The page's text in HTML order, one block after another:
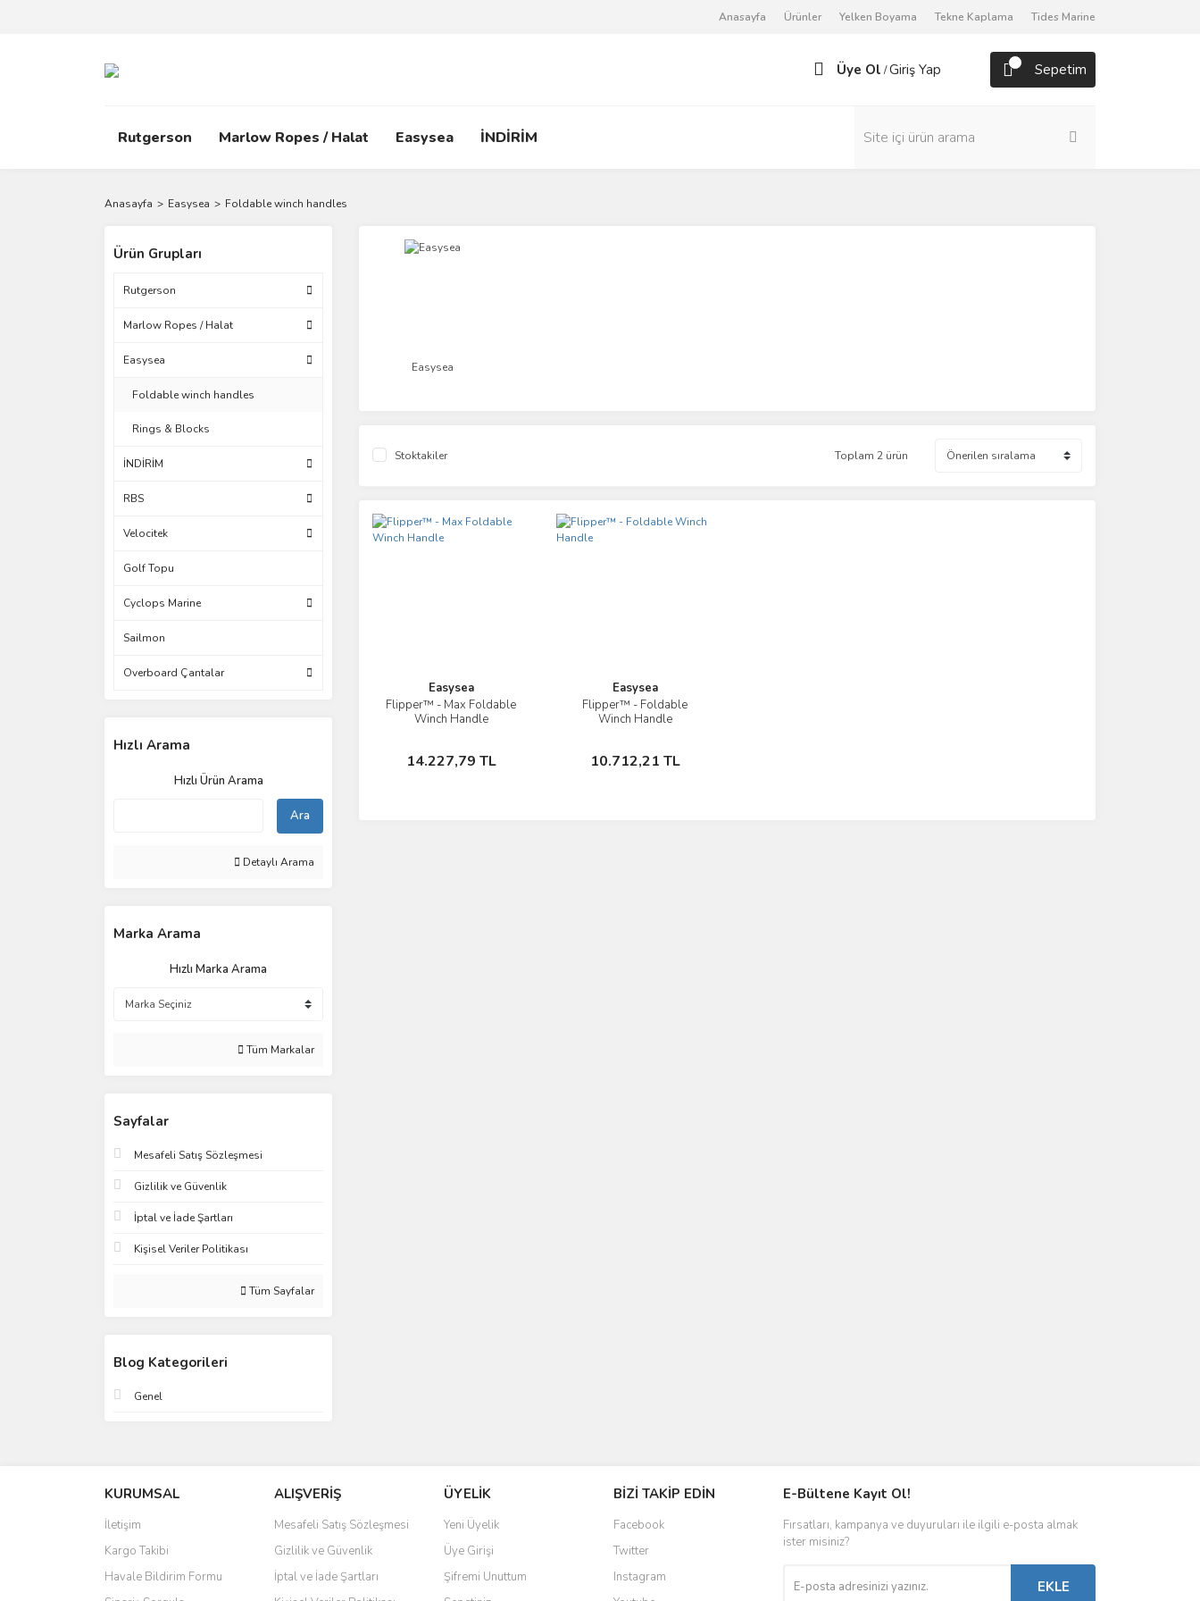
Anasayfa Ürünler Yelken Boyama Tekne Kaplama Tides Marine
Üye Ol /Giriş Yap Sepetim
Rutgerson Marlow Ropes / Halat Easysea İNDİRİM
Anasayfa Easysea Foldable winch handles
Ürün Grupları
Rutgerson
Marlow Ropes / Halat
Easysea
Foldable winch handles
Rings & Blocks
İNDİRİM
RBS
Velocitek
Golf Topu
Cyclops Marine
Sailmon
Overboard Çantalar
Hızlı Arama
Hızlı Ürün Arama
Ara
Detaylı Arama
Marka Arama
Hızlı Marka Arama
Tüm Markalar
Sayfalar
Mesafeli Satış Sözleşmesi
Gizlilik ve Güvenlik
İptal ve İade Şartları
Kişisel Veriler Politikası
Tüm Sayfalar
Blog Kategorileri
Genel
Easysea
Stoktakiler Toplam 2 ürün
Easysea
Flipper™ - Max Foldable
Winch Handle
14.227,79 TL
İncele
Sepete Ekle
Easysea
Flipper™ - Foldable
Winch Handle
10.712,21 TL
İncele
Sepete Ekle
KURUMSAL
İletişim
Kargo Takibi
Havale Bildirim Formu
ALIŞVERİŞ
Mesafeli Satış Sözleşmesi
Gizlilik ve Güvenlik
İptal ve İade Şartları
ÜYELİK
Yeni Üyelik
Üye Girişi
Şifremi Unuttum
BİZİ TAKİP EDİN
Facebook
Twitter
Instagram
E-Bültene Kayıt Ol!
Fırsatları, kampanya ve duyuruları ile ilgili e-posta almak
ister misiniz?
EKLE